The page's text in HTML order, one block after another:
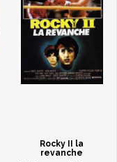
Rocky II la
revanche